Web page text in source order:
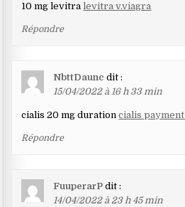
10 mg levitra levitra v.viagra
Répondre
NbttDaunc dit :
15/04/2022 à 16 h 33 min
cialis 20 mg durationcialis
Répondre
FuuperarP dit :
14/04/2022 à 23 h 45 min